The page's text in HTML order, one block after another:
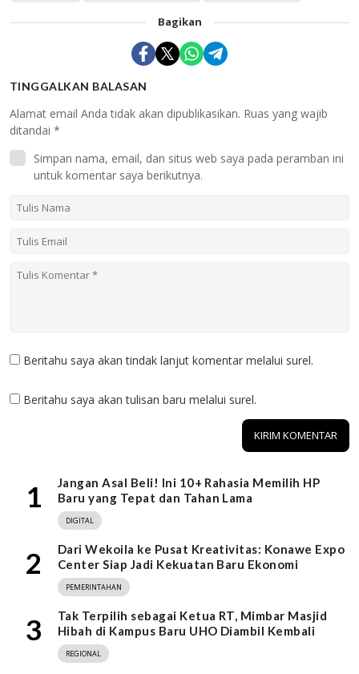
Bagikan
TINGGALKAN BALASAN
Alamat email Anda tidak akan dipublikasikan. Ruas yang wajib
ditandai *
Simpan nama, email, dan situs web saya pada peramban ini
untuk komentar saya berikutnya.
Beritahu saya akan tindak lanjut komentar melalui surel.
Beritahu saya akan tulisan baru melalui surel.
1
Jangan Asal Beli! Ini 10+ Rahasia Memilih HP
Baru yang Tepat dan Tahan Lama
DIGITAL
2
Dari Wekoila ke Pusat Kreativitas: Konawe Expo
Center Siap Jadi Kekuatan Baru Ekonomi
PEMERINTAHAN
3
Tak Terpilih sebagai Ketua RT, Mimbar Masjid
Hibah di Kampus Baru UHO Diambil Kembali
REGIONAL